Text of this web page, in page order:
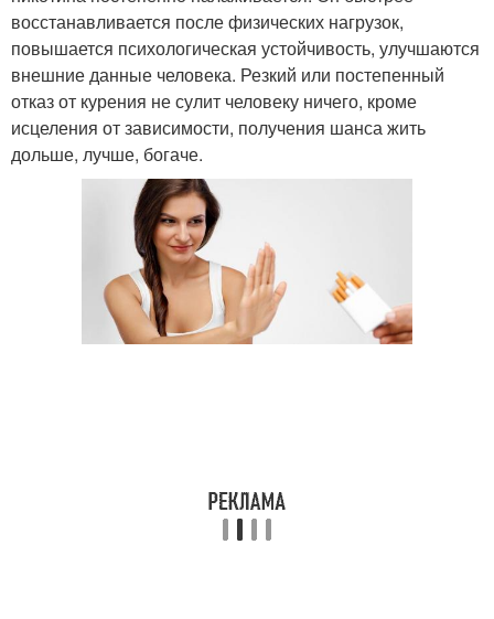
восстанавливается после физических нагрузок,
повышается психологическая устойчивость, улучшаются
внешние данные человека. Резкий или постепенный
отказ от курения не сулит человеку ничего, кроме
исцеления от зависимости, получения шанса жить
дольше, лучше, богаче.